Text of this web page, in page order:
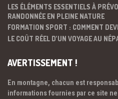
LES ÉLÉMENTS ESSENTIELS À
RANDONNÉE EN PLEINE NATURE
FORMATION SPORT : COMMENT
LE COÛT RÉEL D’UN VOYAGE AU
AVERTISSEMENT !
En montagne, chacun est
informations fournies par ce site